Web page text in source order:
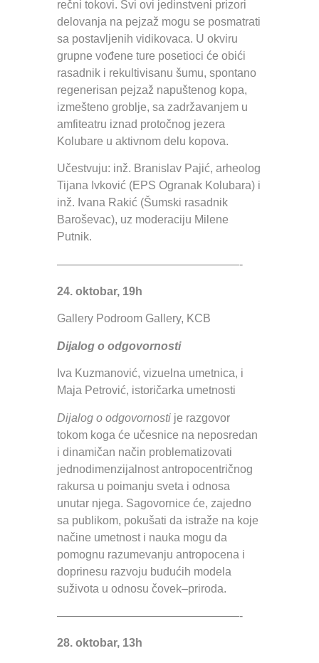
rečni tokovi. Svi ovi jedinstveni prizori
delovanja na pejzaž mogu se posmatrati
sa postavljenih vidikovaca. U okviru
grupne vođene ture posetioci će obići
rasadnik i rekultivisanu šumu, spontano
regenerisan pejzaž napuštenog kopa,
izmešteno groblje, sa zadržavanjem u
amfiteatru iznad protočnog jezera
Kolubare u aktivnom delu kopova.
Učestvuju: inž. Branislav Pajić, arheolog
Tijana Ivković (EPS Ogranak Kolubara) i
inž. Ivana Rakić (Šumski rasadnik
Baroševac), uz moderaciju Milene
Putnik.
————————————————-
24. oktobar, 19h
Gallery Podroom Gallery, KCB
Dijalog o odgovornosti
Iva Kuzmanović, vizuelna umetnica, i
Maja Petrović, istoričarka umetnosti
Dijalog o odgovornosti je razgovor
tokom koga će učesnice na neposredan
i dinamičan način problematizovati
jednodimenzijalnost antropocentričnog
rakursa u poimanju sveta i odnosa
unutar njega. Sagovornice će, zajedno
sa publikom, pokušati da istraže na koje
načine umetnost i nauka mogu da
pomognu razumevanju antropocena i
doprinesu razvoju budućih modela
suživota u odnosu čovek–priroda.
————————————————-
28. oktobar, 13h